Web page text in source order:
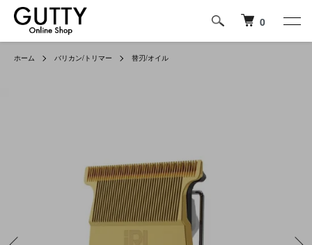
0
ホーム バリカン/トリマー 替刃/オイル